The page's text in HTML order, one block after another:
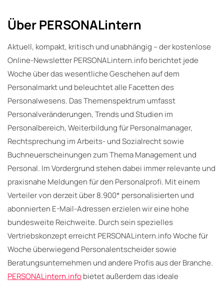
Über PERSONALintern
Aktuell, kompakt, kritisch und unabhängig – der kostenlose
Online-Newsletter PERSONALintern.info berichtet jede
Woche über das wesentliche Geschehen auf dem
Personalmarkt und beleuchtet alle Facetten des
Personalwesens. Das Themenspektrum umfasst
Personalveränderungen, Trends und Studien im
Personalbereich, Weiterbildung für Personalmanager,
Rechtsprechung im Arbeits- und Sozialrecht sowie
Buchneuerscheinungen zum Thema Management und
Personal. Im Vordergrund stehen dabei immer relevante und
praxisnahe Meldungen für den Personalprofi. Mit einem
Verteiler von derzeit über 8.900* personalisierten und
abonnierten E-Mail-Adressen erzielen wir eine hohe
bundesweite Reichweite. Durch sein spezielles
Vertriebskonzept erreicht PERSONALintern.info Woche für
Woche überwiegend Personalentscheider sowie
Beratungsunternehmen und andere Profis aus der Branche.
PERSONALintern.infobietet außerdem das ideale